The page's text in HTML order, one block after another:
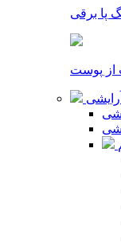
پا برقی
از پوست